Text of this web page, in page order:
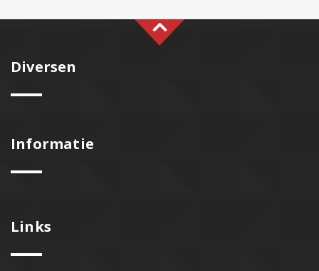
Diversen
Informatie
Links